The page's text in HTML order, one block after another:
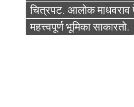
चित्रपट. आलोक माधवराव
महत्त्वपूर्ण भूमिका साकारतो.
चित्रपट. आलोक माधवराव
महत्त्वपूर्ण भूमिका साकारतो.